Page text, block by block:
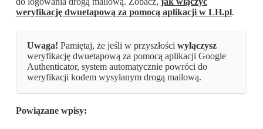
weryfikację dwuetapową za pomocą aplikacji w LH.pl.
Uwaga! Pamiętaj, że jeśli w przyszłości wyłączysz
weryfikację dwuetapową za pomocą aplikacji Google
Authenticator, system automatycznie powróci do
weryfikacji kodem wysyłanym drogą mailową.
Powiązane wpisy: